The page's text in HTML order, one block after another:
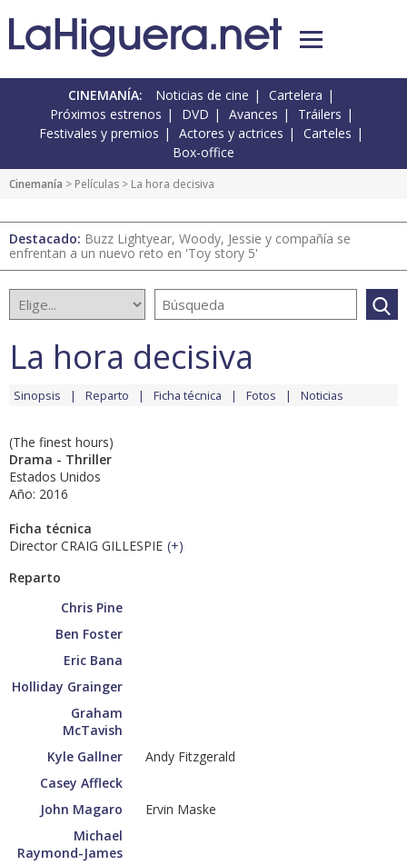
CINEMANÍA: Noticias de cine
Cartelera
Próximos estrenos
DVD Avances
Tráilers
Festivales y premios
Actores y actrices
Carteles
Box-office
Cinemanía > Películas > La hora decisiva
Destacado: Buzz Lightyear, Woody, Jessie y compañía se
enfrentan a un nuevo reto en 'Toy story 5'
La hora decisiva
Sinopsis Reparto Ficha técnica Fotos Noticias
(The finest hours)
Drama - Thriller
Estados Unidos
Año: 2016
Ficha técnica
Director CRAIG GILLESPIE (+)
Reparto
Chris Pine
Ben Foster
Eric Bana
Holliday Grainger
Graham
McTavish
Kyle Gallner
Andy Fitzgerald
Casey Affleck
John Magaro
Ervin Maske
Michael
Raymond-James